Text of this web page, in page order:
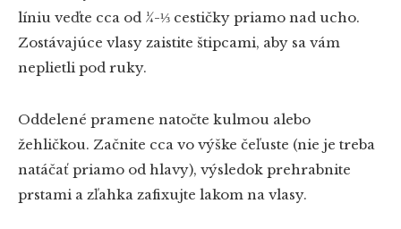
líniu veďte cca od ¼-⅓ cestičky priamo nad ucho.
Zostávajúce vlasy zaistite štipcami, aby sa vám
neplietli pod ruky.
Oddelené pramene natočte kulmou alebo
žehličkou. Začnite cca vo výške čeľuste (nie je treba
natáčať priamo od hlavy), výsledok prehrabnite
prstami a zľahka zafixujte lakom na vlasy.